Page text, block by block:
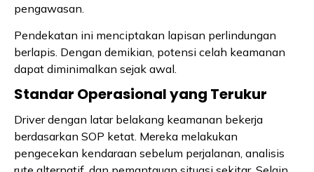
pengawasan.
Pendekatan ini menciptakan lapisan perlindungan
berlapis. Dengan demikian, potensi celah keamanan
dapat diminimalkan sejak awal.
Standar Operasional yang Terukur
Driver dengan latar belakang keamanan bekerja
berdasarkan SOP ketat. Mereka melakukan
pengecekan kendaraan sebelum perjalanan, analisis